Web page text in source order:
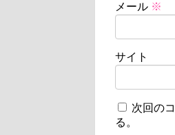
メール ※
サイト
次回の
る。